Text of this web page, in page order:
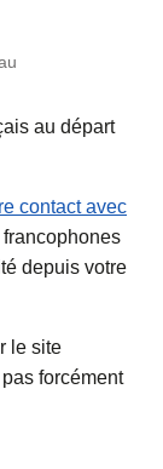
au départ
contact avec
depuis votre
le site
forcément